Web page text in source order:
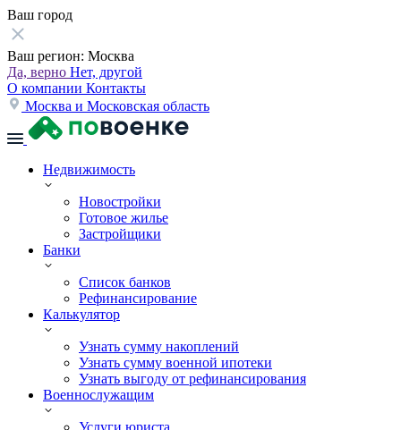
Ваш город
Ваш регион: Москва
Да, верно Нет, другой
О компании Контакты
Москва и Московская область
Недвижимость
Новостройки
Готовое жилье
Застройщики
Банки
Список банков
Рефинансирование
Калькулятор
Узнать сумму накоплений
Узнать сумму военной ипотеки
Узнать выгоду от рефинансирования
Военнослужащим
Услуги юриста